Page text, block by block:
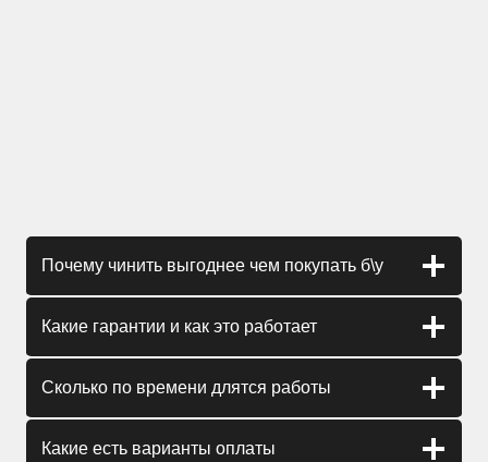
Почему чинить выгоднее чем покупать б\у
Какие гарантии и как это работает
Сколько по времени длятся работы
Какие есть варианты оплаты